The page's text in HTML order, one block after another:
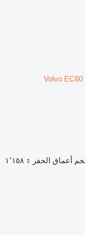
أعماق الحفر
١٬١٥٨